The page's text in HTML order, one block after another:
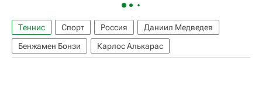
Теннис Спорт Россия
Даниил Медведев
Бенжамен Бонзи
Карлос Алькарас